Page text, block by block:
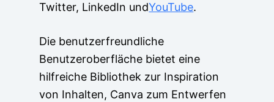
Twitter, LinkedIn undYouTube.
Die benutzerfreundliche
Benutzeroberfläche bietet eine
hilfreiche Bibliothek zur Inspiration
von Inhalten, Canva zum Entwerfen